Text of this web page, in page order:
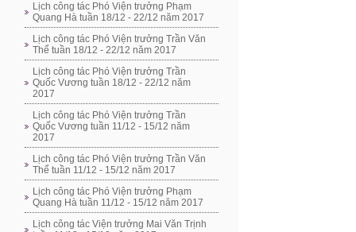
Lịch công tác Phó Viện trưởng Phạm
Quang Hà tuần 18/12 - 22/12 năm 2017
Lịch công tác Phó Viện trưởng Trần Văn
Thể tuần 18/12 - 22/12 năm 2017
Lịch công tác Phó Viện trưởng Trần
Quốc Vương tuần 18/12 - 22/12 năm
2017
Lịch công tác Phó Viện trưởng Trần
Quốc Vương tuần 11/12 - 15/12 năm
2017
Lịch công tác Phó Viện trưởng Trần Văn
Thể tuần 11/12 - 15/12 năm 2017
Lịch công tác Phó Viện trưởng Phạm
Quang Hà tuần 11/12 - 15/12 năm 2017
Lịch công tác Viện trưởng Mai Văn Trịnh